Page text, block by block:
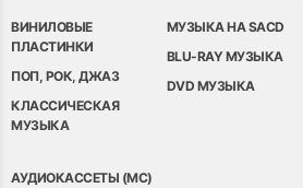
ВИНИЛОВЫЕ
ПЛАСТИНКИ
ПОП, РОК, ДЖАЗ
КЛАССИЧЕСКАЯ
МУЗЫКА
МУЗЫКА НА SACD
BLU-RAY МУЗЫКА
DVD МУЗЫКА
АУДИОКАССЕТЫ (MC)